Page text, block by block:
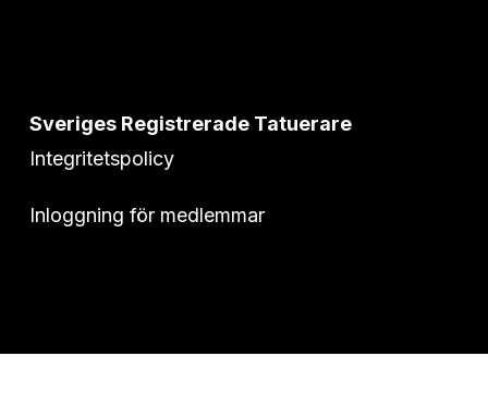
Sveriges Registrerade Tatuerare
Integritetspolicy
Inloggning för medlemmar